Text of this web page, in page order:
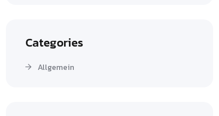
Categories
Allgemein